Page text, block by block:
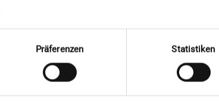
Präferenzen Statistiken